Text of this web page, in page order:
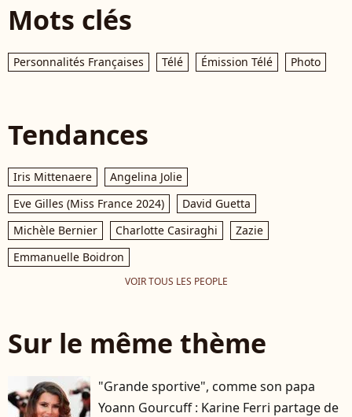
Mots clés
Personnalités Françaises Télé Émission Télé Photo
Tendances
Iris Mittenaere
Angelina Jolie
Eve Gilles (Miss France 2024)
David Guetta
Michèle Bernier
Charlotte Casiraghi
Zazie
Emmanuelle Boidron
VOIR TOUS LES PEOPLE
Sur le même thème
"Grande sportive", comme son papa
Yoann Gourcuff : Karine Ferri partage de